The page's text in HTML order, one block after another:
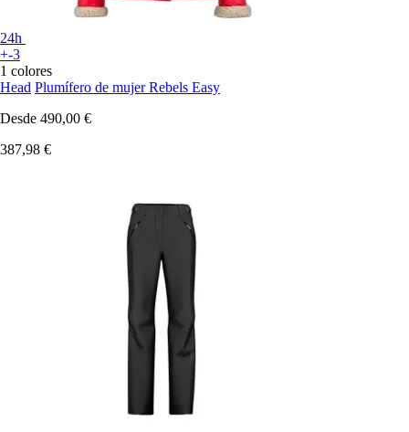
24h
+-3
1 colores
Head Plumífero de mujer Rebels Easy
Desde 490,00 €
387,98 €